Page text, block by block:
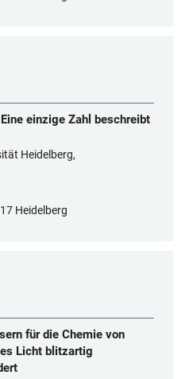
einzige Zahl beschreibt
Heidelberg,
Heidelberg
für die Chemie von
Licht blitzartig